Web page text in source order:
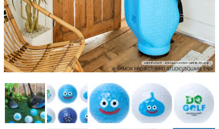
アプリレビュー
その他
電ファミニコゲーマーとは？
10 / 14